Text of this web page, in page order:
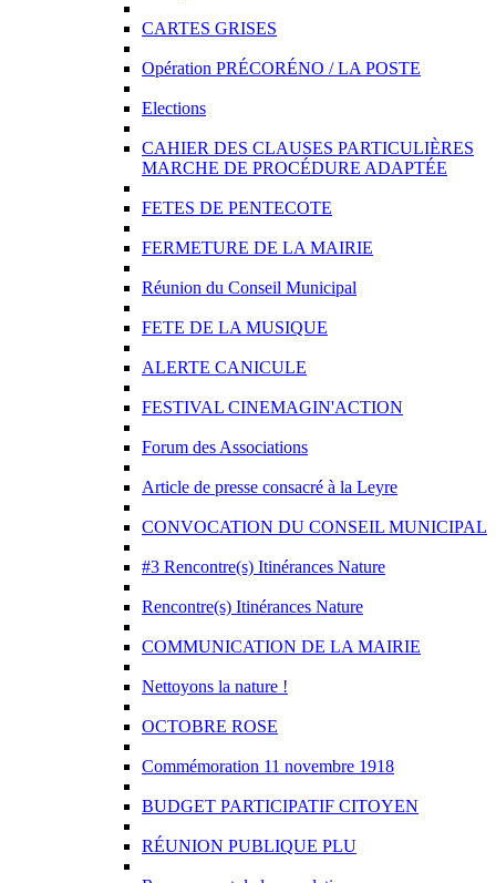
CARTES GRISES
Opération PRÉCORÉNO / LA POSTE
Elections
CAHIER DES CLAUSES PARTICULIÈRES
MARCHE DE PROCÉDURE ADAPTÉE
FETES DE PENTECOTE
FERMETURE DE LA MAIRIE
Réunion du Conseil Municipal
FETE DE LA MUSIQUE
ALERTE CANICULE
FESTIVAL CINEMAGIN'ACTION
Forum des Associations
Article de presse consacré à la Leyre
CONVOCATION DU CONSEIL MUNICIPAL
#3 Rencontre(s) Itinérances Nature
Rencontre(s) Itinérances Nature
COMMUNICATION DE LA MAIRIE
Nettoyons la nature !
OCTOBRE ROSE
Commémoration 11 novembre 1918
BUDGET PARTICIPATIF CITOYEN
RÉUNION PUBLIQUE PLU